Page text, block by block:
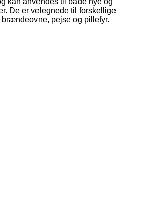
De er velegnede til forskellige
pejse og pillefyr.